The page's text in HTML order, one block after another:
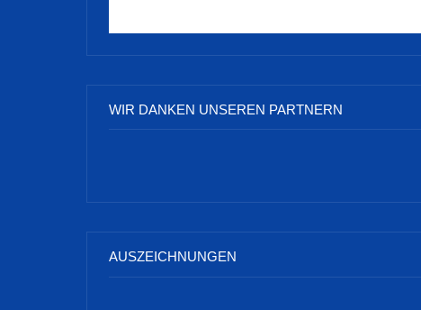
WIR DANKEN UNSEREN PARTNERN
AUSZEICHNUNGEN